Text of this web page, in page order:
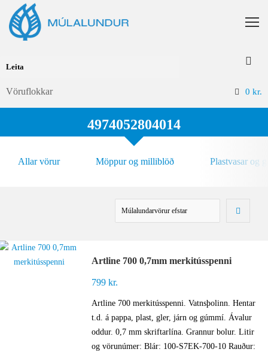
Vöruflokkar 0 kr.
4974052804014
Allar vörur Möppur og milliblöð Plastvasar og
Artline 700 0,7mm merkitússpenni
799kr.
Artline 700 merkitússpenni. Vatnsþolinn. Hentar
t.d. á pappa, plast, gler, járn og gúmmí. Ávalur
oddur. 0,7 mm skriftarlína. Grannur bolur. Litir
og vörunúmer: Blár: 100-S7EK-700-10 Rauður: